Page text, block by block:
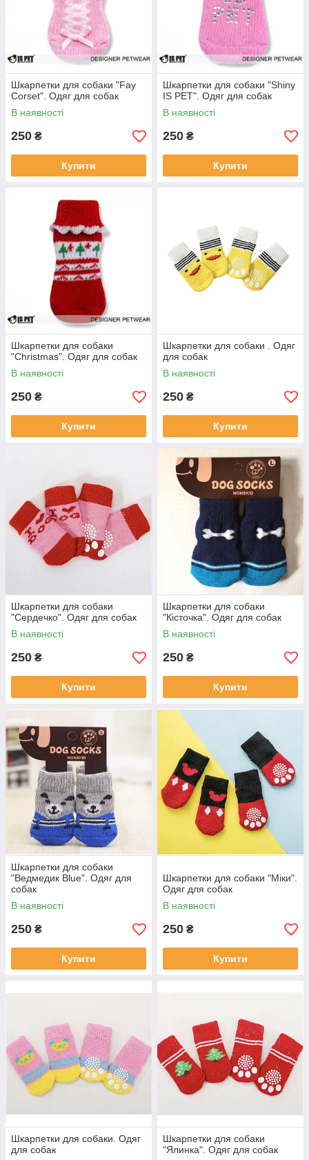
Шкарпетки для собаки "Fay
Corset". Одяг для собак
В наявності
250 ₴
Купити
Шкарпетки для собаки "Shiny
IS PET". Одяг для собак
В наявності
250 ₴
Купити
Шкарпетки для собаки
"Christmas". Одяг для собак
В наявності
250 ₴
Купити
Шкарпетки для собаки . Одяг
для собак
В наявності
250 ₴
Купити
Шкарпетки для собаки
"Сердечко". Одяг для собак
В наявності
250 ₴
Купити
Шкарпетки для собаки
"Кісточка". Одяг для собак
В наявності
250 ₴
Купити
Шкарпетки для собаки
"Ведмедик Blue". Одяг для
собак
В наявності
250 ₴
Купити
Шкарпетки для собаки "Міки".
Одяг для собак
В наявності
250 ₴
Купити
Шкарпетки для собаки. Одяг
для собак
Шкарпетки для собаки
"Ялинка". Одяг для собак